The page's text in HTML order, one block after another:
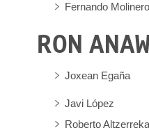
Fernando Molinero
RON
Joxean Egaña
Javi López
Roberto Altzerreka